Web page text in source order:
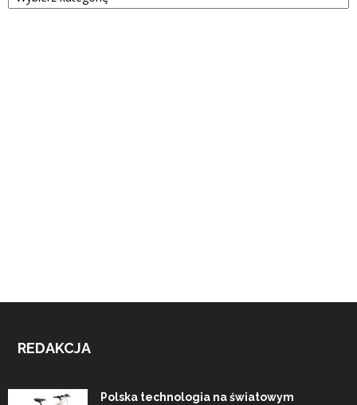
REDAKCJA
Polska technologia na światowym